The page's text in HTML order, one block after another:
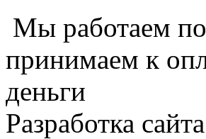
Мы работаем
принимаем к
деньги
Разработка